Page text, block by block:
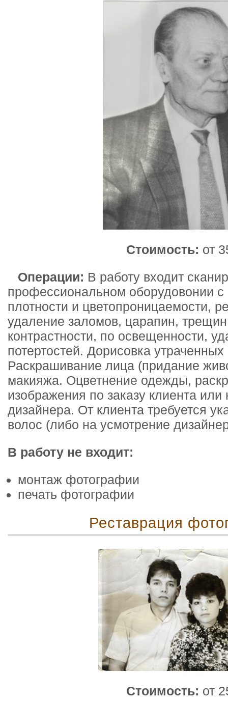
Стоимость: от
Операции: В работу входит
профессиональном оборудовонии с
плотности и цветопроницаемости,
удаление заломов, царапин,
контрастности, по освещенности,
потертостей. Дорисовка
Раскрашивание лица (придание
макияжа. Оцветнение одежды,
изображения по заказу клиента или
дизайнера. От клиента требуется
волос (либо на усмотрение
В работу не входит:
монтаж фотографии
печать фотографии
Реставрация
Стоимость: от